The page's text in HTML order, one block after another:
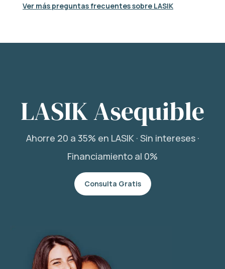
Ver más preguntas frecuentes sobre LASIK
LASIK Asequible
Ahorre 20 a 35% en LASIK · Sin intereses ·
Financiamiento al 0%
Consulta Gratis